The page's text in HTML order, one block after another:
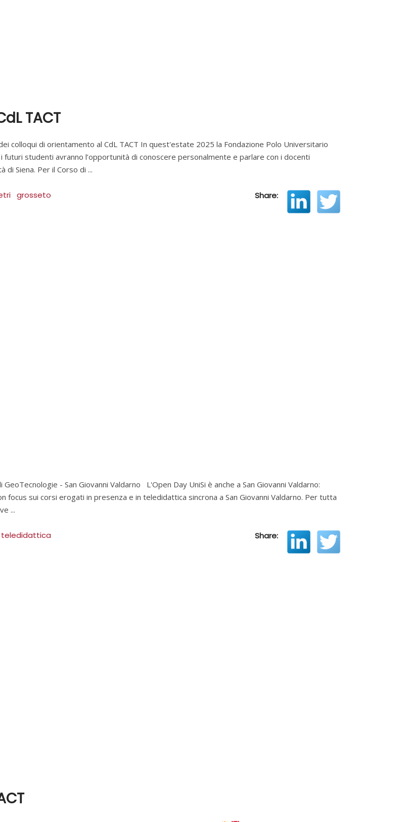
TACT
colloqui di orientamento al CdL TACT In quest'estate 2025 la Fondazione Polo Universitario
studenti avranno l’opportunità di conoscere personalmente e parlare con i docenti
di Siena. Per il Corso di
grosseto
Share:
- San Giovanni Valdarno L'Open Day UniSi è anche a San Giovanni Valdarno:
focus sui corsi erogati in presenza e in teledidattica sincrona a San Giovanni Valdarno. Per tutta
teledidattica
Share: